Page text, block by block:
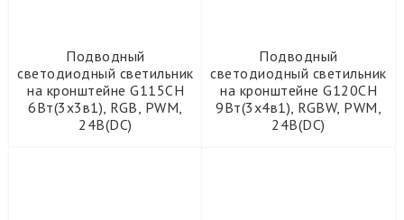
Подводный
светодиодный светильник
на кронштейне G115CH
6Вт(3х3в1), RGB, PWM,
24В(DC)
Подводный
светодиодный светильник
на кронштейне G120CH
9Вт(3х4в1), RGBW, PWM,
24В(DC)